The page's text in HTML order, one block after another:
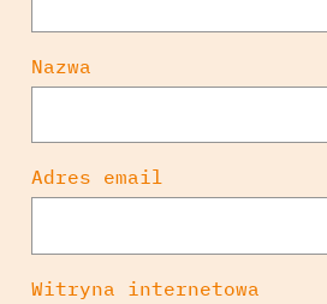
Nazwa
Adres email
Witryna internetowa